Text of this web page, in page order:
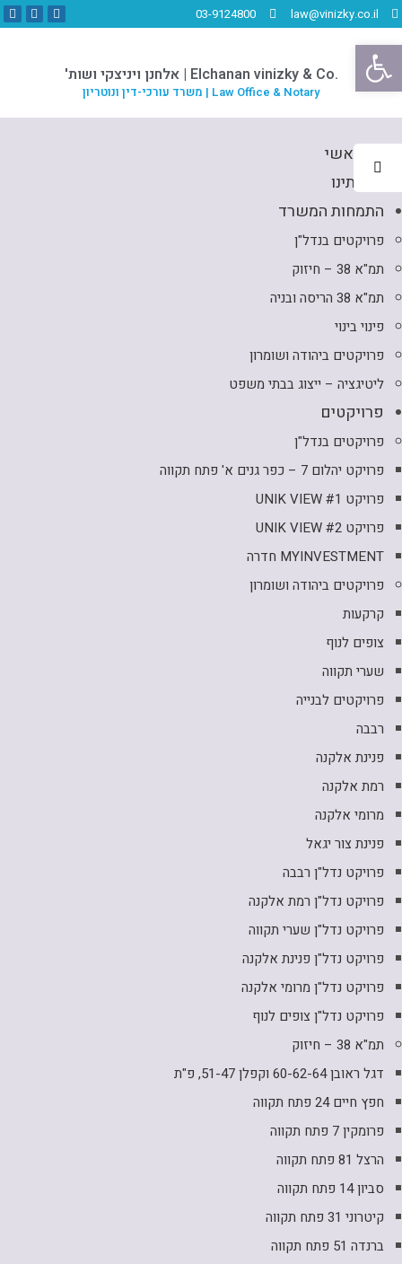
law@vinizky.co.il
03-9124800
.Elchanan vinizky & Co | אלחנן ויניצקי ושות'
Law Office & Notary | משרד עורכי-דין ונוטריון
דף ראשי
אודותינו
התמחות המשרד
פרויקטים בנדל"ן
תמ"א 38 – חיזוק
תמ"א 38 הריסה ובניה
פינוי בינוי
פרויקטים ביהודה ושומרון
ליטיגציה – ייצוג בבתי משפט
פרויקטים
פרויקטים בנדל"ן
פרויקט יהלום 7 – כפר גנים א' פתח תקווה
פרויקט UNIK VIEW #1
פרויקט UNIK VIEW #2
MYINVESTMENT חדרה
פרויקטים ביהודה ושומרון
קרקעות
צופים לנוף
שערי תקווה
פרויקטים לבנייה
רבבה
פנינת אלקנה
רמת אלקנה
מרומי אלקנה
פנינת צור יגאל
פרויקט נדל"ן רבבה
פרויקט נדל"ן רמת אלקנה
פרויקט נדל"ן שערי תקווה
פרויקט נדל"ן פנינת אלקנה
פרויקט נדל"ן מרומי אלקנה
פרויקט נדל"ן צופים לנוף
תמ"א 38 – חיזוק
דגל ראובן 60-62-64 וקפלן 51-47, פ"ת
חפץ חיים 24 פתח תקווה
פרומקין 7 פתח תקווה
הרצל 81 פתח תקווה
סביון 14 פתח תקווה
קיטרוני 31 פתח תקווה
ברנדה 51 פתח תקווה
פתח סרגל נגישות